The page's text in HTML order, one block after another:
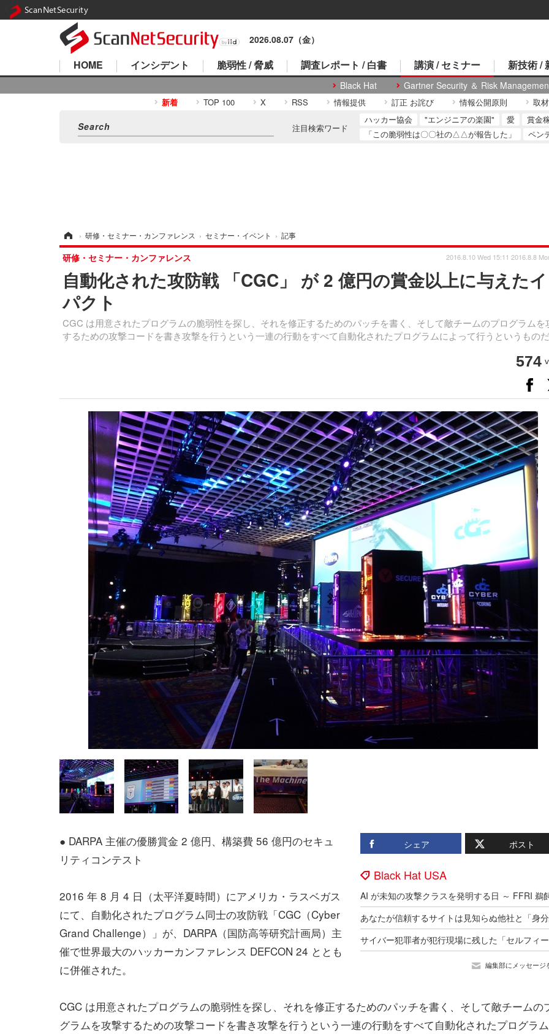
2026.08.07（金）
HOME インシデント 脆弱性 / 脅威 調査レポート / 白書 講演 / セミナー
Black Hat Gartner Security ＆ Risk
新技術 /
新着 TOP 100 X RSS 情報提供 訂正 お詫び 情報公開原則 取
注目検索ワード
ハッカー協会 "エンジニアの楽園" 愛 賞金
「この脆弱性は〇〇社の△△が報告した」
ペン
› 研修・セミナー・カンファレンス › セミナー・イベント › 記事
自動化された攻防戦 「CGC」 が 2 億円の賞金以上に与えた
パクト
CGC は用意されたプログラムの脆弱性を探し、それを修正するためのパッチを書く、そして敵チームのプログラムを
するための攻撃コードを書き攻撃を行うという一連の行動をすべて自動化されたプログラムによって行うというものだ
研修・セミナー・カンファレンス 2016.8.10 Wed 15:11 2016.8.8
574
シェア ポスト
Black Hat USA
編集部にメッセージ
● DARPA 主催の優勝賞金 2 億円、構築費 56 億円のセキュ
リティコンテスト
2016 年 8 月 4 日（太平洋夏時間）にアメリカ・ラスベガス
にて、自動化されたプログラム同士の攻防戦「CGC（Cyber
Grand Challenge）」が、DARPA（国防高等研究計画局）主
催で世界最大のハッカーカンファレンス DEFCON 24 ととも
に併催された。
CGC は用意されたプログラムの脆弱性を探し、それを修正するためのパッチを書く、そして敵チームの
グラムを攻撃するための攻撃コードを書き攻撃を行うという一連の行動をすべて自動化されたプログラ
ScanNetSecurity